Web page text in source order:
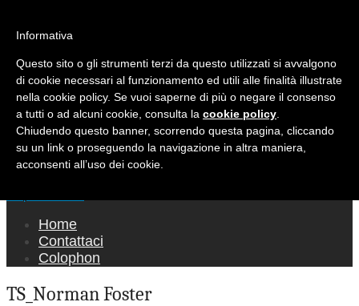
Mondo Italiano nel Mondo
LE INTERVISTE SONO AGLI ITALIANI CHE
RICOPRONO RUOLI ISTITUZIONALI, A
QUELLI CHE RAPPRESENTANO LA SOCIETÀ E
A CHI È UN "COMUNE CITTADINO" ...
PER TUTTO QUESTO SIAMO "ORGOGLIOSI
DI ESSERE ITALIANI"
Home
Contattaci
Colophon
TS_Norman Foster
Informativa
Questo sito o gli strumenti terzi da questo utilizzati si avvalgono
di cookie necessari al funzionamento ed utili alle finalità illustrate
nella cookie policy. Se vuoi saperne di più o negare il consenso
a tutti o ad alcuni cookie, consulta la cookie policy
Chiudendo questo banner, scorrendo questa pagina, cliccando
su un link o proseguendo la navigazione in altra maniera,
acconsenti all’uso dei cookie.